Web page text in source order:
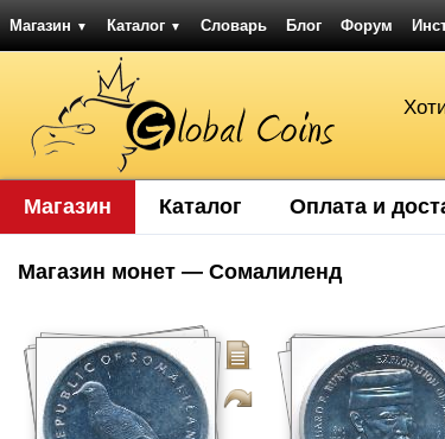
Магазин ▼ Каталог ▼ Словарь Блог Форум
Магазин Каталог Оплата и
Магазин монет — Сомалиленд